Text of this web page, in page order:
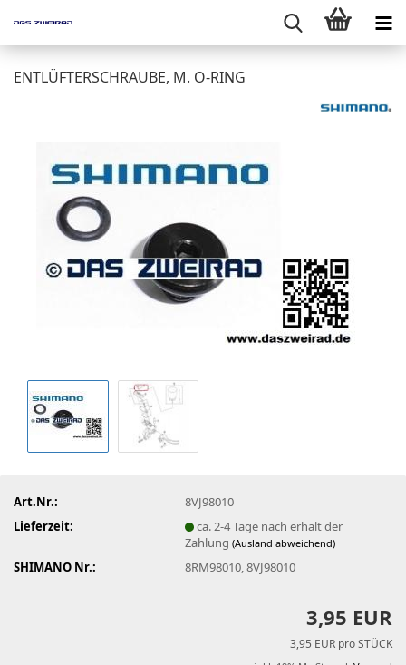
ENTLÜFTERSCHRAUBE, M. O-RING
Art.Nr.:
8VJ98010
Lieferzeit:
ca. 2-4 Tage nach erhalt der
Zahlung(Ausland abweichend)
SHIMANO Nr.: 8RM98010, 8VJ98010
3,95 EUR
3,95 EUR pro STÜCK